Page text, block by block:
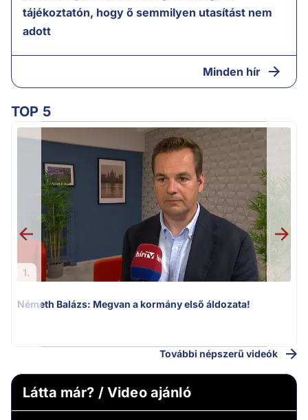
tájékoztatón, hogy ő semmilyen utasítást nem
adott
Minden hír
TOP 5
1.
Németh Balázs: Megvan a kormány első áldozata!
További népszerű videók
Látta már? / Video ajánló